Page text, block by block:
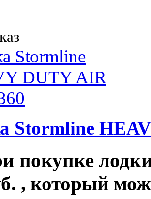
Stormline
покупке
, который